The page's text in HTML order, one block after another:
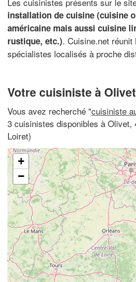
installation de cuisine (cuisine
américaine mais aussi cuisine
rustique, etc.). Cuisine.net
spécialistes localisés à proche
Votre cuisiniste à Olivet
Vous avez recherché "cuisiniste
3 cuisinistes disponibles à Olivet,
Loiret)
+
−